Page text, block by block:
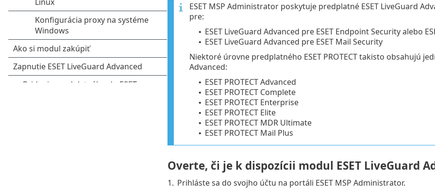
ESET MSP Administrator poskytuje predplatné ESET LiveGuard
pre:
• ESET LiveGuard Advanced pre ESET Endpoint Security alebo
• ESET LiveGuard Advanced pre ESET Mail Security
Niektoré úrovne predplatného ESET PROTECT takisto obsahujú
Advanced:
• ESET PROTECT Advanced
• ESET PROTECT Complete
• ESET PROTECT Enterprise
• ESET PROTECT Elite
• ESET PROTECT MDR Ultimate
• ESET PROTECT Mail Plus
Overte, či je k dispozícii modul ESET LiveGuard
1. Prihláste sa do svojho účtu na portáli ESET MSP Administrator.